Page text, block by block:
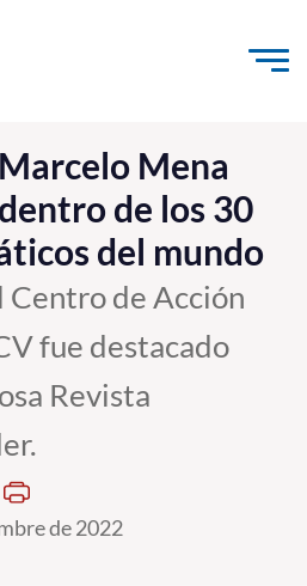
al contenido
e Innovación
Mena
de los 30
del mundo
de Acción
fue destacado
Revista
de 2022